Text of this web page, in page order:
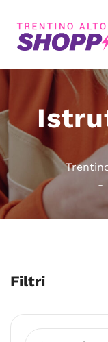
Filtri